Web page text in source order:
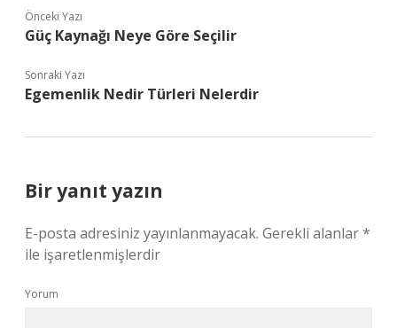
Önceki Yazı
Güç Kaynağı Neye Göre Seçilir
Sonraki Yazı
Egemenlik Nedir Türleri Nelerdir
Bir yanıt yazın
E-posta adresiniz yayınlanmayacak. Gerekli alanlar*
ile işaretlenmişlerdir
Yorum